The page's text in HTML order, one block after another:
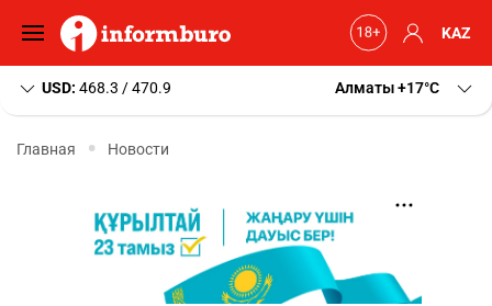
KAZ
USD: 468.3 / 470.9 Алматы+17 C
Главная Новости